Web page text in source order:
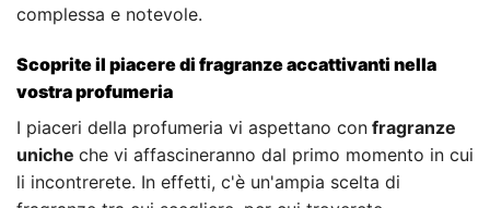
complessa e notevole.
Scoprite il piacere di fragranze accattivanti nella
vostra profumeria
I piaceri della profumeria vi aspettano con fragranze
uniche che vi affascineranno dal primo momento in cui
li incontrerete. In effetti, c'è un'ampia scelta di